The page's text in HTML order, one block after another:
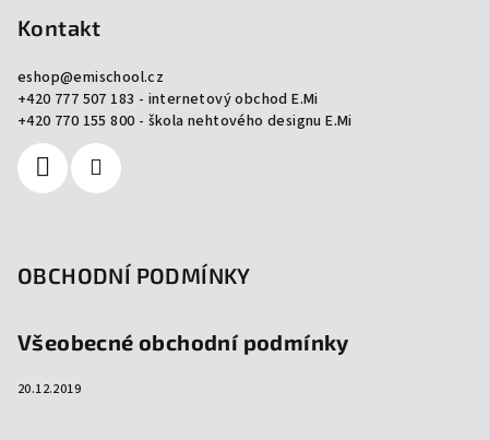
Kontakt
eshop@emischool.cz
+420 777 507 183 - internetový obchod E.Mi
+420 770 155 800 - škola nehtového designu E.Mi
OBCHODNÍ PODMÍNKY
Všeobecné obchodní podmínky
20.12.2019